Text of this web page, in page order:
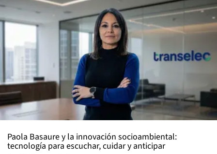
Paola Basaure y la innovación socioambiental:
tecnología para escuchar, cuidar y anticipar